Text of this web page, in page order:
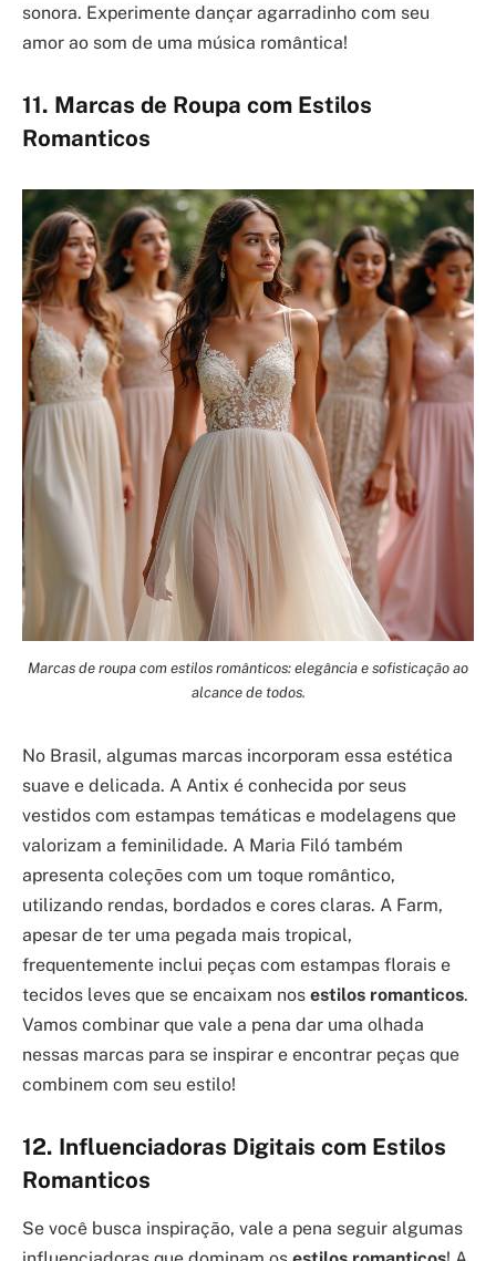
sonora. Experimente dançar agarradinho com seu
amor ao som de uma música romântica!
11. Marcas de Roupa com Estilos
Romanticos
Marcas de roupa com estilos românticos: elegância e sofisticação ao
alcance de todos.
No Brasil, algumas marcas incorporam essa estética
suave e delicada. A Antix é conhecida por seus
vestidos com estampas temáticas e modelagens que
valorizam a feminilidade. A Maria Filó também
apresenta coleções com um toque romântico,
utilizando rendas, bordados e cores claras. A Farm,
apesar de ter uma pegada mais tropical,
frequentemente inclui peças com estampas florais e
tecidos leves que se encaixam nos estilos romanticos.
Vamos combinar que vale a pena dar uma olhada
nessas marcas para se inspirar e encontrar peças que
combinem com seu estilo!
12. Influenciadoras Digitais com Estilos
Romanticos
Se você busca inspiração, vale a pena seguir algumas